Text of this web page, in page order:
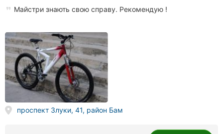
Харків
Дніпро
Львів
Кривий
Майстри знають свою справу. Рекомендую !
проспект Злуки, 41, район Бам